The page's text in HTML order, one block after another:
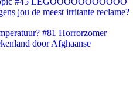
jou de meest irritante reclame?
#81 Horrorzomer
door Afghaanse